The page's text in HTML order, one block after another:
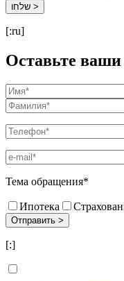
[:ru]
Оставьте
Тема обращения*
Ипотека
[:]